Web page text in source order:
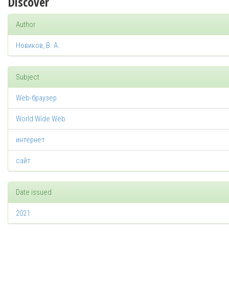
Author
Новиков, В. А.
Subject
Web-браузер
World Wide Web
интернет
сайт
Date issued
2021